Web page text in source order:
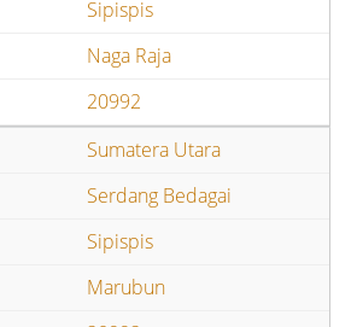
Sipispis
Naga Raja
20992
Sumatera Utara
Serdang Bedagai
Sipispis
Marubun